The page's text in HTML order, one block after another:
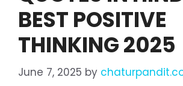
BEST POSITIVE
THINKING 2025
June 7, 2025 by